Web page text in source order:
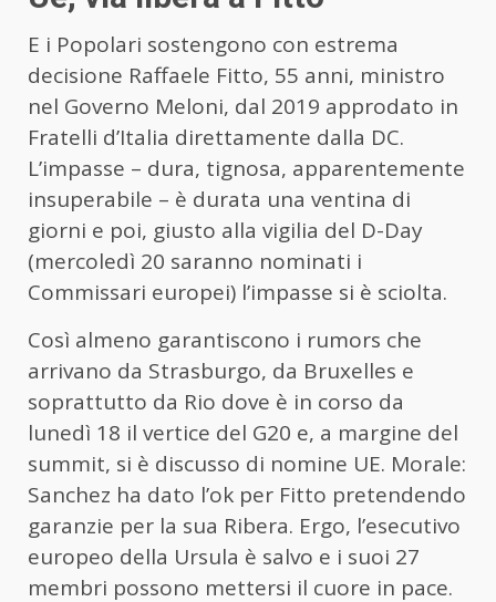
E i Popolari sostengono con estrema
decisione Raffaele Fitto, 55 anni, ministro
nel Governo Meloni, dal 2019 approdato in
Fratelli d’Italia direttamente dalla DC.
L’impasse – dura, tignosa, apparentemente
insuperabile – è durata una ventina di
giorni e poi, giusto alla vigilia del D-Day
(mercoledì 20 saranno nominati i
Commissari europei) l’impasse si è sciolta.
Così almeno garantiscono i rumors che
arrivano da Strasburgo, da Bruxelles e
soprattutto da Rio dove è in corso da
lunedì 18 il vertice del G20 e, a margine del
summit, si è discusso di nomine UE. Morale:
Sanchez ha dato l’ok per Fitto pretendendo
garanzie per la sua Ribera. Ergo, l’esecutivo
europeo della Ursula è salvo e i suoi 27
membri possono mettersi il cuore in pace.